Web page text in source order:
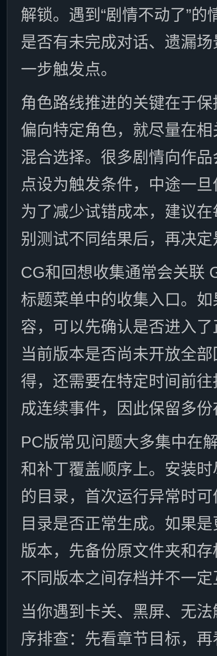
解锁。遇到“剧情不动了”
是否有未完成对话、遗漏
一步触发点。
角色路线推进的关键在于
偏向特定角色，就尽量在
混合选择。很多剧情向作
点设为触发条件，中途一
为了减少试错成本，建议
别测试不同结果后，再决
CG和回想收集通常会关联
标题菜单中的收集入口。
容，可以先确认是否进入
当前版本是否尚未开放全
得，还需要在特定时间前
成连续事件，因此保留多
PC版常见问题大多集中在
和补丁覆盖顺序上。安装
的目录，首次运行异常时
目录是否正常生成。如果
版本，先备份原文件夹和
不同版本之间存档并不一
当你遇到卡关、黑屏、无
序排查：先看章节目标，